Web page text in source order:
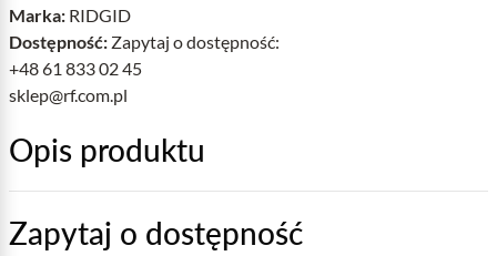
Marka: RIDGID
Dostępność: Zapytaj o dostępność:
+48 61 833 02 45
sklep@rf.com.pl
Opis produktu
Zapytaj o dostępność